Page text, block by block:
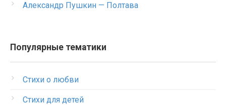
Александр Пушкин — Полтава
Популярные тематики
Стихи о любви
Стихи для детей